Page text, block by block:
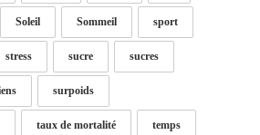
Soleil Sommeil sport
stress sucre sucres
surpoids
taux de mortalité temps